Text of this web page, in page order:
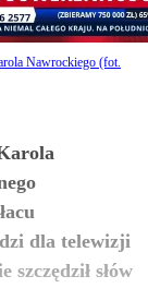
Nawrockiego (fot.
dla telewizji
słów